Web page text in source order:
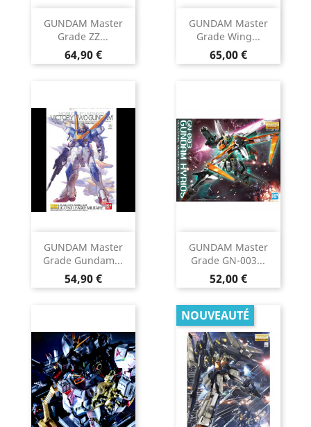
GUNDAM Master
Grade ZZ...
Prix
64,90 €
GUNDAM Master
Grade Wing...
Prix
65,00 €
GUNDAM Master
Grade Gundam...
Prix
54,90 €
GUNDAM Master
Grade GN-003...
Prix
52,00 €
NOUVEAUTÉ